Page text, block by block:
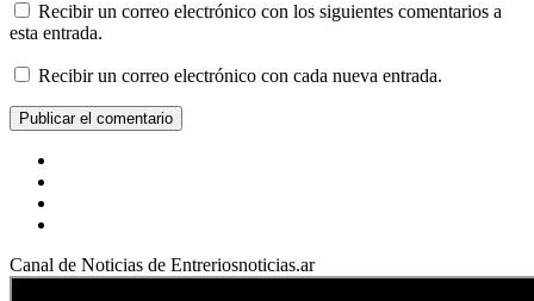
Recibir un correo electrónico con los siguientes comentarios a
esta entrada.
Recibir un correo electrónico con cada nueva entrada.
Canal de Noticias de Entreriosnoticias.ar